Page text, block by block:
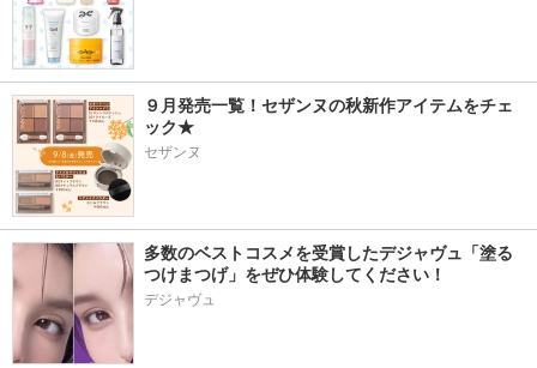
９月発売一覧！セザンヌの秋新作アイテムをチェ
ック★
セザンヌ
多数のベストコスメを受賞したデジャヴュ「塗る
つけまつげ」をぜひ体験してください！
デジャヴュ